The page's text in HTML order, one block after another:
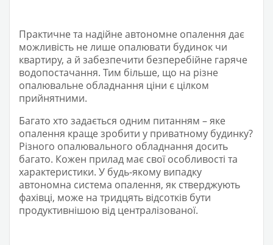
Практичне та надійне автономне опалення дає
можливість не лише опалювати будинок чи
квартиру, а й забезпечити безперебійне гаряче
водопостачання. Тим більше, що на різне
опалювальне обладнання ціни є цілком
прийнятними.
Багато хто задається одним питанням – яке
опалення краще зробити у приватному будинку?
Різного опалювального обладнання досить
багато. Кожен прилад має свої особливості та
характеристики. У будь-якому випадку
автономна система опалення, як стверджують
фахівці, може на тридцять відсотків бути
продуктивнішою від централізованої.